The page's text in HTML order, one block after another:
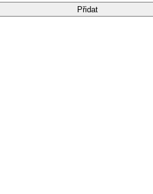
Přidat